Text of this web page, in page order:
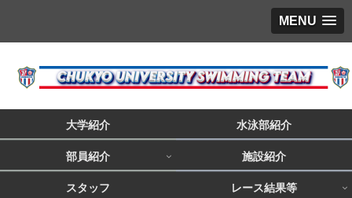
MENU
大学紹介 水泳部紹介
部員紹介 施設紹介
スタッフ レース結果等